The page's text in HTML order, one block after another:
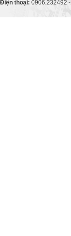
Điện thoại: 0906.232492 -